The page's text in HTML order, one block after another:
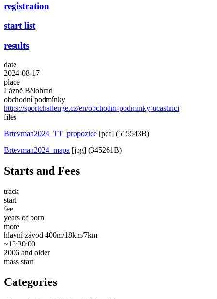
registration
start list
results
date
2024-08-17
place
Lázně Bělohrad
obchodní podmínky
https://sportchallenge.cz/en/obchodni-podminky-ucastnici
files
Brtevman2024_TT_propozice [pdf] (515543B)
Brtevman2024_mapa [jpg] (345261B)
Starts and Fees
track
start
fee
years of born
more
hlavní závod 400m/18km/7km
~13:30:00
2006 and older
mass start
Categories